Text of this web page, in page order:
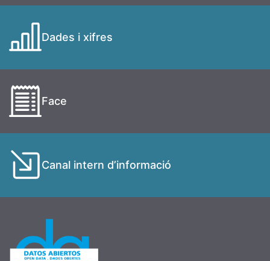
Dades i xifres
Face
Canal intern d’informació